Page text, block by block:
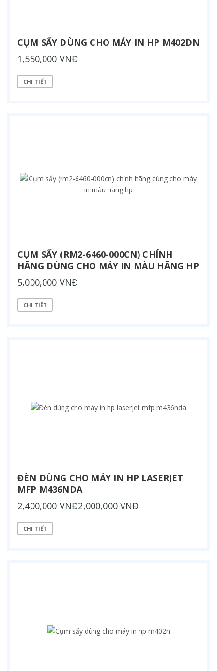
CỤM SẤY DÙNG CHO MÁY IN HP M402DN
1,550,000 VNĐ
CHI TIẾT
CỤM SẤY (RM2-6460-000CN) CHÍNH
HÃNG DÙNG CHO MÁY IN MÀU HÃNG HP
5,000,000 VNĐ
CHI TIẾT
ĐÈN DÙNG CHO MÁY IN HP LASERJET
MFP M436NDA
2,400,000 VNĐ2,000,000 VNĐ
CHI TIẾT